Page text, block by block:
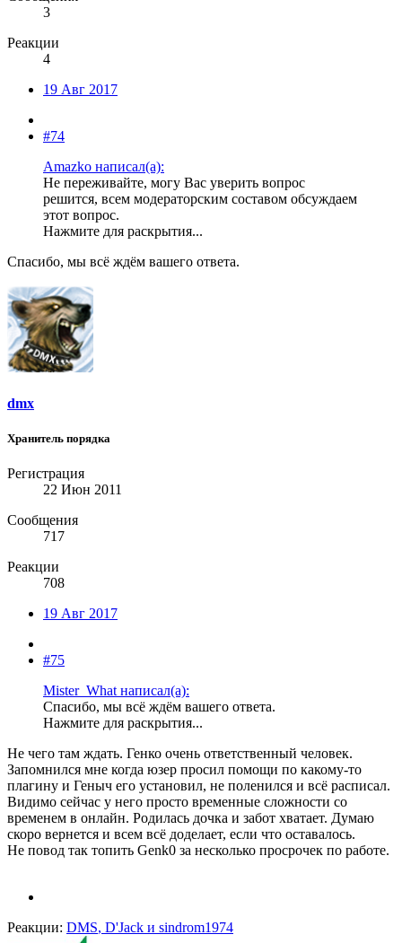
3
Реакции
4
19 Авг 2017
#74
Amazko написал(а):
Не переживайте, могу Вас уверить вопрос
решится, всем модераторским составом обсуждаем
этот вопрос.
Нажмите для раскрытия...
Спасибо, мы всё ждём вашего ответа.
dmx
Хранитель порядка
Регистрация
22 Июн 2011
Сообщения
717
Реакции
708
19 Авг 2017
#75
Mister_What написал(а):
Спасибо, мы всё ждём вашего ответа.
Нажмите для раскрытия...
Не чего там ждать. Генко очень ответственный человек.
Запомнился мне когда юзер просил помощи по какому-то
плагину и Геныч его установил, не поленился и всё расписал.
Видимо сейчас у него просто временные сложности со
временем в онлайн. Родилась дочка и забот хватает. Думаю
скоро вернется и всем всё доделает, если что оставалось.
Не повод так топить Genk0 за несколько просрочек по работе.
Реакции: DMS, D'Jack и sindrom1974